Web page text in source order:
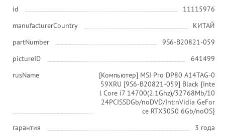
id
11115976
manufacturerCountry
КИТАЙ
partNumber
9S6-B20821-059
pictureID
641499
rusName
[Компьютер] MSI Pro DP80 A14TAG-0
59XRU [9S6-B20821-059] Black {Inte
l Core i7 14700(2.1Ghz)/32768Mb/10
24PCISSDGb/noDVD/Int:nVidia GeFor
ce RTX3050 6Gb/noOS}
гарантия
3 года